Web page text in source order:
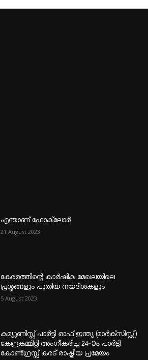
എന്താണ്‌ ഫോക്‌ലോർ
21 August 2023
കേരളത്തിന്റെ കാർഷിക മേഖലയിലെ
പ്രശ്നങ്ങളും പുതിയ നയദിശകളും
5 August 2023
കമ്യൂണിസ്റ്റ് പാർട്ടി ഓഫ് ഇന്ത്യ (മാർക്സിസ്റ്റ്)
കേന്ദ്രകമ്മിറ്റി അംഗീകരിച്ച 24‐ാം പാർട്ടി
കോൺഗ്രസ്സ് കരട് രാഷ്ട്രീയ പ്രമേയം